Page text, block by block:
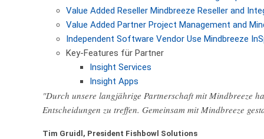
Value Added Reseller Mindbreeze Reseller and
Value Added Partner Project Management and
Independent Software Vendor Use Mindbreeze
Key-Features für Partner
Insight Services
Insight Apps
"Durch unsere langjährige Partnerschaft mit Mindbreeze
Entscheidungen zu treffen. Gemeinsam mit Mindbreeze
Tim Gruidl, President Fishbowl Solutions